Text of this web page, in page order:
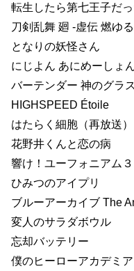
転生したら第七王子だ
刀剣乱舞 廻 -虚伝 燃ゆ
となりの妖怪さん
にじよん あにめーしょ
バーテンダー 神のグラス
HIGHSPEED Étoile
はたらく細胞（再放送）
花野井くんと恋の病
響け！ユーフォニアム３
ひみつのアイプリ
ブルーアーカイブ The
変人のサラダボウル
忘却バッテリー
僕のヒーローアカデミア